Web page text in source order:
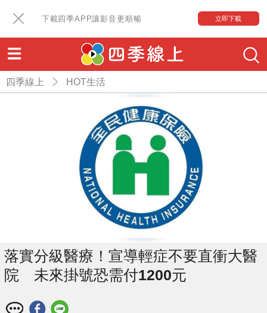
下載四季APP讓影音更順暢 立即下載
四季線上 HOT生活
落實分級醫療！宣導輕症不要直衝大醫
院 未來掛號恐需付1200元